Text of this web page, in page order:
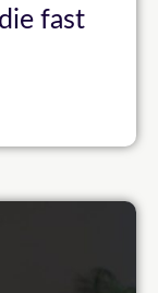
fast